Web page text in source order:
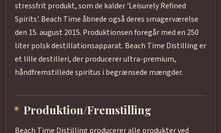
stressfrit produkt, som de kalder 'Leisurely Refined
Spirits'. Beach Time åbnede også deres smagerværelse
den 15. august 2015. Produktionsen foregår med en 250
liter polsk destillationsapparat. Beach Time Distilling er
et lille destilleri, der producerer ultra-premium,
håndfremstillede spiritus i begrænsede mængder.
Produktion/Fremstilling
Beach Time Distilling producerer alle produkter ved